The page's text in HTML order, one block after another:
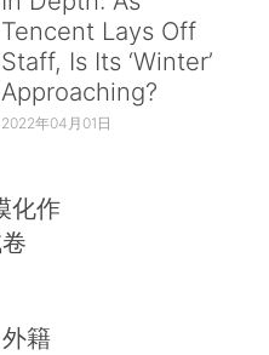
Tencent Lays Off
Staff, Is Its ‘Winter’
Approaching?
2022年04月01日
化作
籍